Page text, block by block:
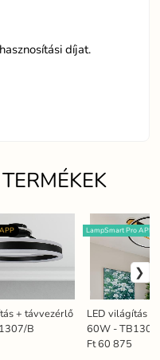
díjat.
+ távvezérlő
B
LED világítás
60W -
LampSmart Pro APP
Ft 60 875